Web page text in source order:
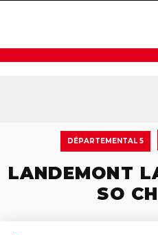
DÉPARTEMENTAL 5
LANDEMONT
SO